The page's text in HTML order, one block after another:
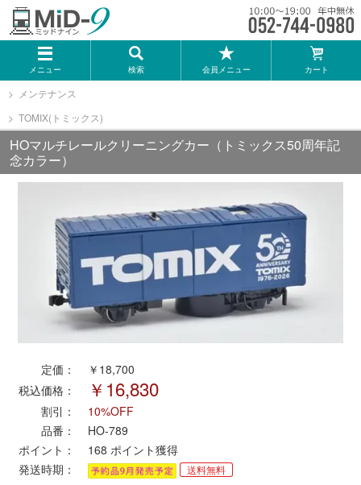
メニュー 検索 会員メニュー カート
メーカー一覧
TOMIX
KATO
GREENMAX
トミーテック
マイクロエース
Bトレインショーティー
ポポンデッタ
MODEMO(モデモ)
メンテナンス
TOMIX(トミックス)
HOマルチレールクリーニングカー（トミックス50周年記
念カラー）
定価：
￥18,700
税込価格：
￥16,830
割引：
10%OFF
品番：
HO-789
ポイント：
168 ポイント獲得
発送時期：
送料無料